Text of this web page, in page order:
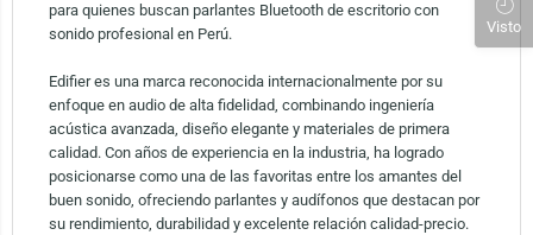
para quienes buscan parlantes Bluetooth de escritorio con
sonido profesional en Perú.
Edifier es una marca reconocida internacionalmente por su
enfoque en audio de alta fidelidad, combinando ingeniería
acústica avanzada, diseño elegante y materiales de primera
calidad. Con años de experiencia en la industria, ha logrado
posicionarse como una de las favoritas entre los amantes del
buen sonido, ofreciendo parlantes y audífonos que destacan por
su rendimiento, durabilidad y excelente relación calidad-precio.
Visto